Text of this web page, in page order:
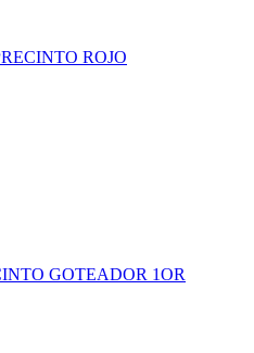
ROJO
GOTEADOR 1OR